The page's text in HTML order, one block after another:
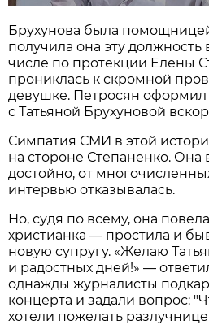
Брухунова была
получила она эту должность
числе по протекции Елены
прониклась к скромной
девушке. Петросян
с Татьяной Брухуновой
Симпатия СМИ в этой
на стороне Степаненко. Она
достойно, от
интервью отказывалась.
Но, судя по всему, она
христианка — простила и
новую супругу. «Желаю
и радостных дней!» —
однажды журналисты
концерта и задали вопрос:
хотели пожелать